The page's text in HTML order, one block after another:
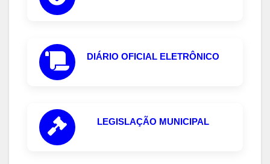
DIÁRIO OFICIAL ELETRÔNICO
LEGISLAÇÃO MUNICIPAL